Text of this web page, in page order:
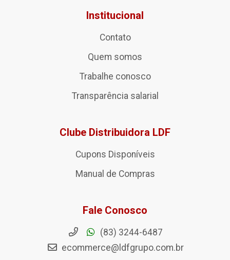
Institucional
Contato
Quem somos
Trabalhe conosco
Transparência salarial
Clube Distribuidora LDF
Cupons Disponíveis
Manual de Compras
Fale Conosco
(83) 3244-6487
ecommerce@ldfgrupo.com.br